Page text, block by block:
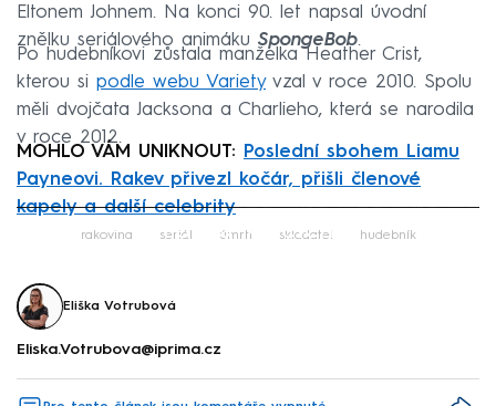
Eltonem Johnem. Na konci 90. let napsal úvodní
znělku seriálového animáku SpongeBob.
Po hudebníkovi zůstala manželka Heather Crist,
kterou si podle webu Varietyvzal v roce 2010. Spolu
měli dvojčata Jacksona a Charlieho, která se narodila
v roce 2012.
MOHLO VÁM UNIKNOUT: Poslední sbohem Liamu
Payneovi. Rakev přivezl kočár, přišli členové
kapely a další celebrity
Failed to fetch
rakovina seriál úmrtí skladatel hudebník
Eliška Votrubová
Eliska.Votrubova@iprima.cz